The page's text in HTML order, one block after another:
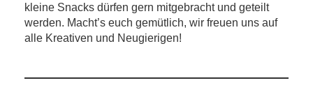
kleine Snacks dürfen gern mitgebracht und geteilt
werden. Macht’s euch gemütlich, wir freuen uns auf
alle Kreativen und Neugierigen!